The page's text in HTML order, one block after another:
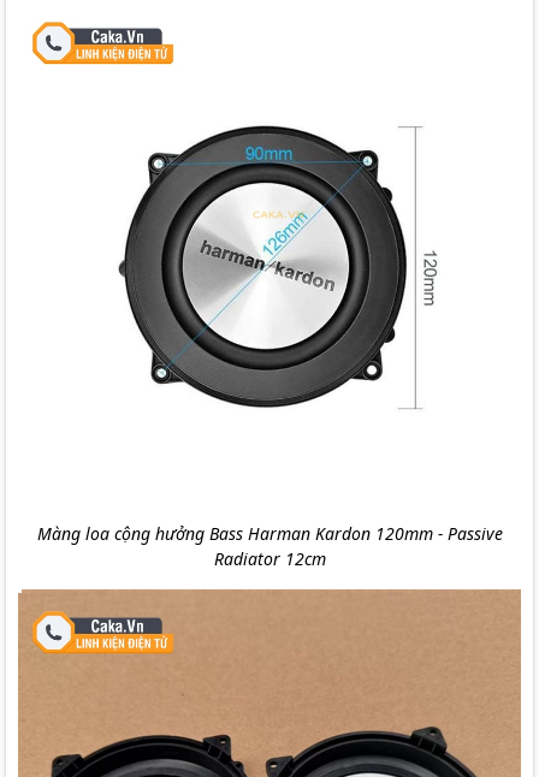
Màng loa cộng hưởng Bass Harman Kardon 120mm - Passive
Radiator 12cm